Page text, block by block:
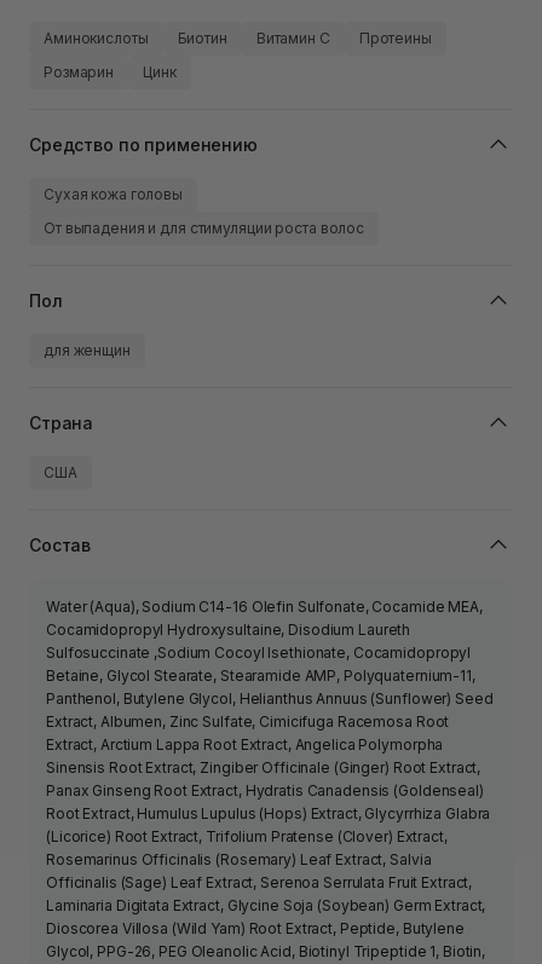
Аминокислоты Биотин Витамин C
Протеины
Розмарин
Цинк
Средство по применению
Сухая кожа головы
От выпадения и для стимуляции роста волос
Пол
для женщин
Страна
США
Состав
Water (Aqua), Sodium C14-16 Olefin Sulfonate, Cocamide MEA,
Cocamidopropyl Hydroxysultaine, Disodium Laureth
Sulfosuccinate ,Sodium Cocoyl Isethionate, Cocamidopropyl
Betaine, Glycol Stearate, Stearamide AMP, Polyquaternium-11,
Panthenol, Butylene Glycol, Helianthus Annuus (Sunflower) Seed
Extract, Albumen, Zinc Sulfate, Cimicifuga Racemosa Root
Extract, Arctium Lappa Root Extract, Angelica Polymorpha
Sinensis Root Extract, Zingiber Officinale (Ginger) Root Extract,
Panax Ginseng Root Extract, Hydratis Canadensis (Goldenseal)
Root Extract, Humulus Lupulus (Hops) Extract, Glycyrrhiza Glabra
(Licorice) Root Extract, Trifolium Pratense (Clover) Extract,
Rosemarinus Officinalis (Rosemary) Leaf Extract, Salvia
Officinalis (Sage) Leaf Extract, Serenoa Serrulata Fruit Extract,
Laminaria Digitata Extract, Glycine Soja (Soybean) Germ Extract,
Dioscorea Villosa (Wild Yam) Root Extract, Peptide, Butylene
Glycol, PPG-26, PEG Oleanolic Acid, Biotinyl Tripeptide 1, Biotin,